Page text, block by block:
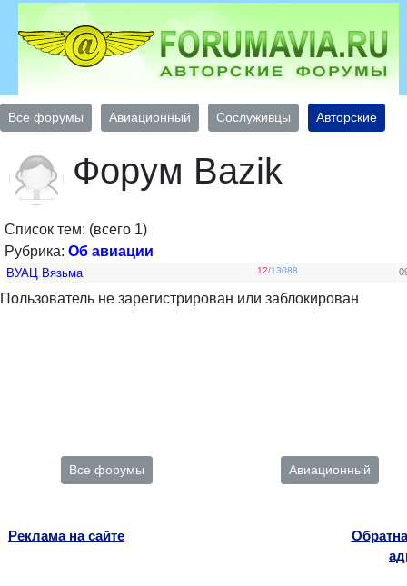
Все форумы Авиационный Сослуживцы Авторские
Форум Bazik
Список тем: (всего 1)
Рубрика: Об авиации
ВУАЦ Вязьма 12/13088
Пользователь не зарегистрирован или заблокирован
Все форумы Авиационный
Реклама на сайте